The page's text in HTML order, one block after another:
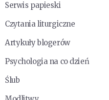
Serwis papieski
Czytania liturgiczne
Artykuły blogerów
Psychologia na co dzień
Ślub